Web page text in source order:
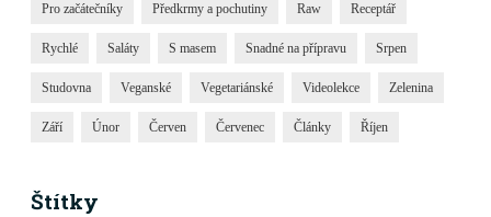
Pro začátečníky Předkrmy a pochutiny Raw Receptář
Rychlé Saláty S masem Snadné na přípravu Srpen
Studovna Veganské Vegetariánské Videolekce Zelenina
Září Únor Červen Červenec Články Říjen
Štítky